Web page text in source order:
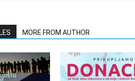
MORE FROM AUTHOR